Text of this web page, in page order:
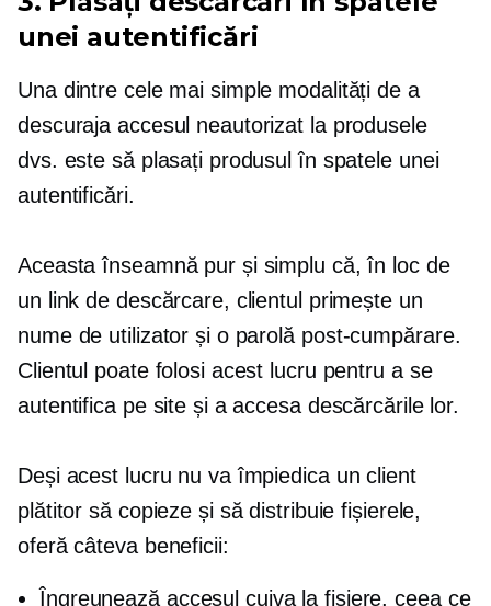
unei autentificări
Una dintre cele mai simple modalități de a
descuraja accesul neautorizat la produsele
dvs. este să plasați produsul în spatele unei
autentificări.
Aceasta înseamnă pur și simplu că, în loc de
un link de descărcare, clientul primește un
nume de utilizator și o parolă post-cumpărare.
Clientul poate folosi acest lucru pentru a se
autentifica pe site și a accesa descărcările lor.
Deși acest lucru nu va împiedica un client
plătitor să copieze și să distribuie fișierele,
oferă câteva beneficii:
Îngreunează accesul cuiva la fișiere, ceea ce